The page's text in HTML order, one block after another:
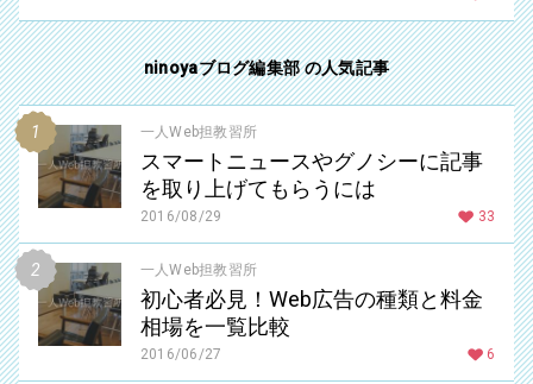
ninoyaブログ編集部 の人気記事
一人Web担教習所
スマートニュースやグノシーに記事
を取り上げてもらうには
2016/08/29 33
一人Web担教習所
初心者必見！Web広告の種類と料金
相場を一覧比較
2016/06/27 6